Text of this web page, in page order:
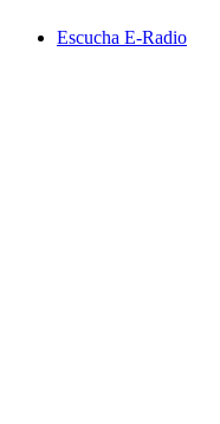
Escucha E-Radio